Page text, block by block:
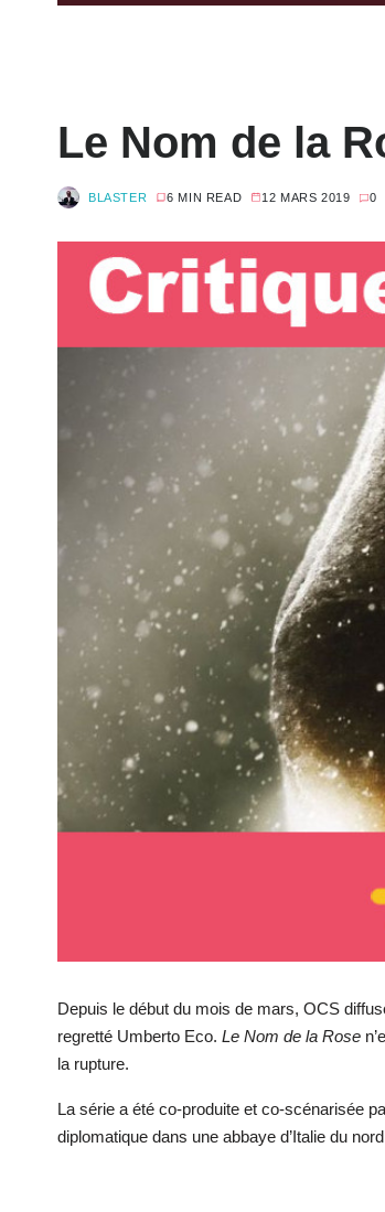
Le Nom de la
BLASTER 6 MIN READ 12 MARS 2019 0
Depuis le début du mois de mars, OCS
regretté Umberto Eco. Le Nom de la Rose
la rupture.
La série a été co-produite et co-scénarisée
diplomatique dans une abbaye d’Italie du